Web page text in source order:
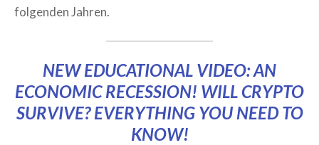
folgenden Jahren.
NEW EDUCATIONAL VIDEO: AN
ECONOMIC RECESSION! WILL CRYPTO
SURVIVE? EVERYTHING YOU NEED TO
KNOW!